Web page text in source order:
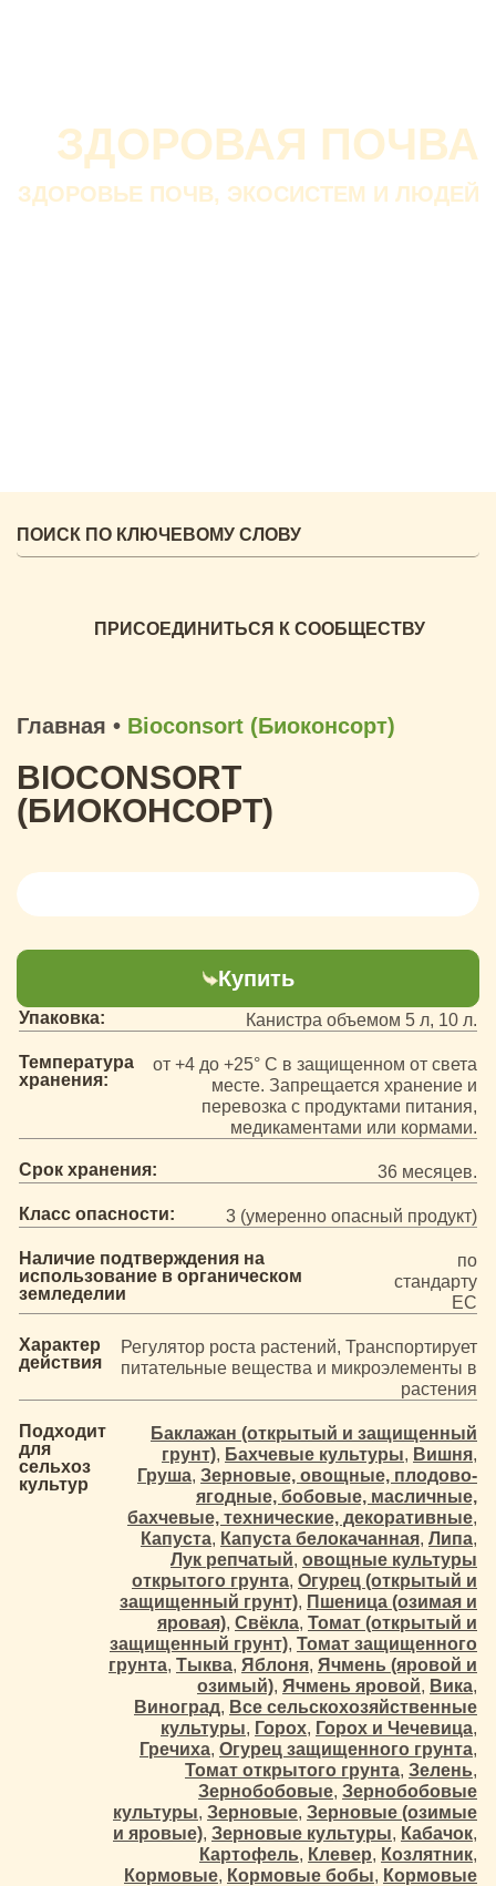
ЗДОРОВАЯ ПОЧВА
ЗДОРОВЬЕ ПОЧВ, ЭКОСИСТЕМ И ЛЮДЕЙ
ПРИСОЕДИНИТЬСЯ К СООБЩЕСТВУ
Главная • Bioconsort (Биоконсорт)
BIOCONSORT
(БИОКОНСОРТ)
Купить
Упаковка: Канистра объемом 5 л, 10 л.
Температура
хранения:
от +4 до +25° C в защищенном от света
месте. Запрещается хранение и
перевозка с продуктами питания,
медикаментами или кормами.
Срок хранения: 36 месяцев.
Класс опасности: 3 (умеренно опасный продукт)
Наличие подтверждения на
использование в органическом
земледелии
по
стандарту
ЕС
Характер
действия
Регулятор роста растений, Транспортирует
питательные вещества и микроэлементы в
растения
Подходит
для
сельхоз
культур
Баклажан (открытый и защищенный
грунт), Бахчевые культуры, Вишня,
Груша, Зерновые, овощные, плодово-
ягодные, бобовые, масличные,
бахчевые, технические, декоративные,
Капуста, Капуста белокачанная, Липа,
Лук репчатый, овощные культуры
открытого грунта, Огурец (открытый и
защищенный грунт), Пшеница (озимая и
яровая), Свёкла, Томат (открытый и
защищенный грунт), Томат защищенного
грунта, Тыква, Яблоня, Ячмень (яровой и
озимый), Ячмень яровой, Вика,
Виноград, Все сельскохозяйственные
культуры, Горох, Горох и Чечевица,
Гречиха, Огурец защищенного грунта,
Томат открытого грунта, Зелень,
Зернобобовые, Зернобобовые
культуры, Зерновые, Зерновые (озимые
и яровые), Зерновые культуры, Кабачок,
Картофель, Клевер, Козлятник,
Кормовые, Кормовые бобы, Кормовые